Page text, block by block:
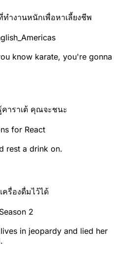
ำงานหนักเพื่อหาเลี้ยงชีพ
know karate, you're gonna
าราเต้ คุณจะชนะ
for React
rest a drink on.
รื่องดื่มไว้ได้
2
in jeopardy and lied her